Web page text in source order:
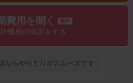
費用を聞く 無料
費用の確認をする
ならやりとりがスムーズです